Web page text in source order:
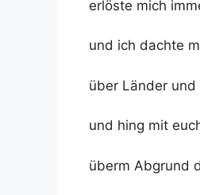
erlöste mich
und ich dachte
über Länder
und hing mit
überm Abgrund